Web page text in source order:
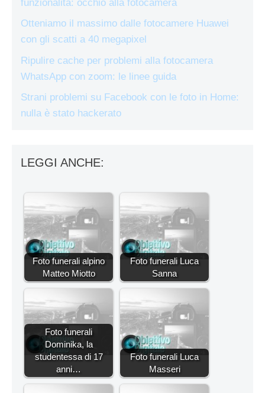
funzionalità: occhio alla fotocamera
Otteniamo il massimo dalle fotocamere Huawei
con gli scatti a 40 megapixel
Ripulire cache per problemi alla fotocamera
WhatsApp con zoom: le linee guida
Strani problemi su Facebook con le foto in Home:
nulla è stato hackerato
LEGGI ANCHE:
Foto funerali alpino
Matteo Miotto
Foto funerali Luca
Sanna
Foto funerali
Dominika, la
studentessa di 17
anni…
Foto funerali Luca
Masseri